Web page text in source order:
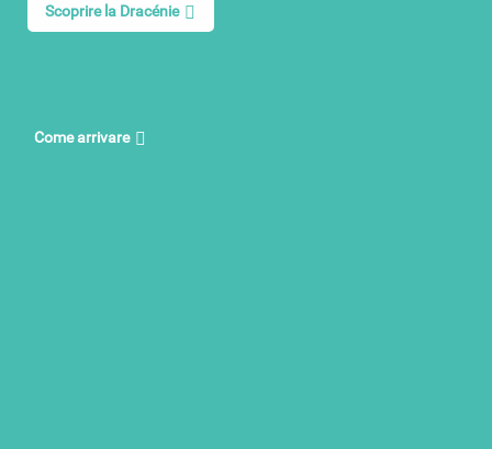
Scoprire la Dracénie
Come arrivare